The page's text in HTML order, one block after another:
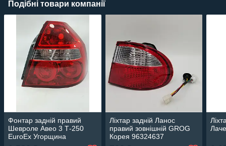
Подібні товари компанії
Фонтар задній правий
Шевроле Авео 3 Т-250
EuroEx Угорщина
Ліхтар задній Ланос
правий зовнішній GROG
Корея 96324637